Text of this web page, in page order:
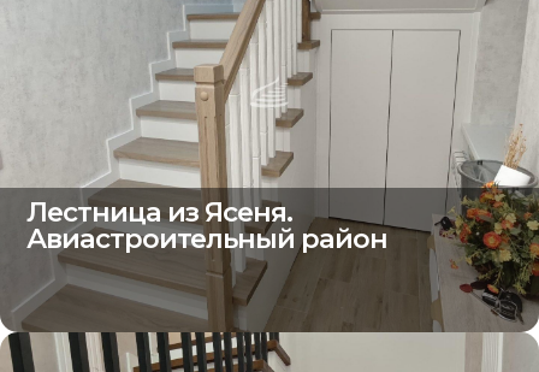
Лестница из Ясеня.
Авиастроительный район